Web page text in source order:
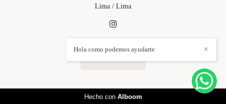
Lima / Lima
✕
Hola como podemos ayudarte
Hecho con Alboom